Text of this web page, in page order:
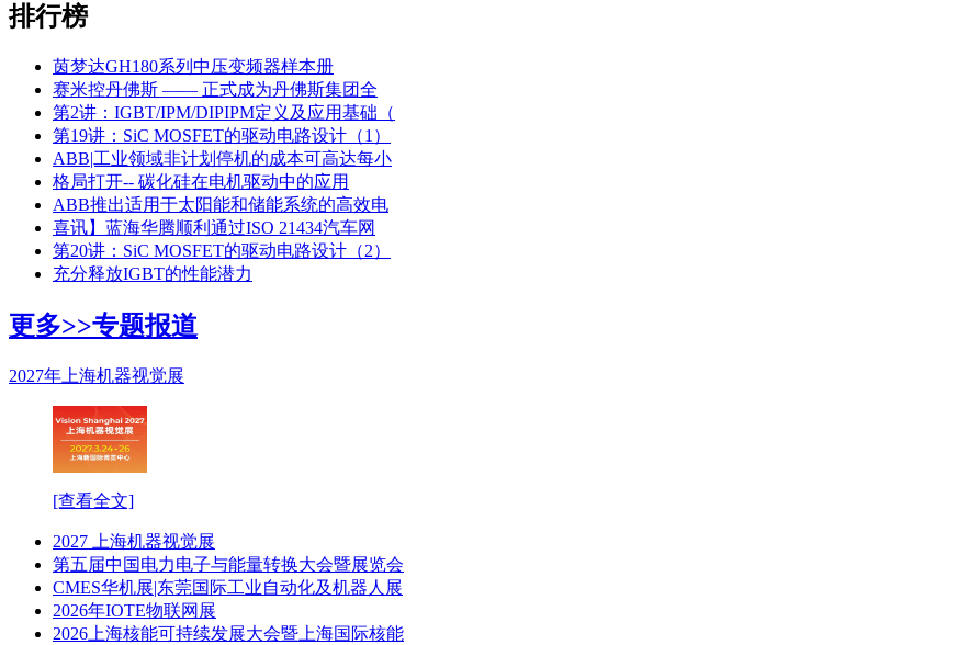
排行榜
茵梦达GH180系列中压变频器样本册
赛米控丹佛斯 —— 正式成为丹佛斯集团全
第2讲：IGBT/IPM/DIPIPM定义及应用基础（
第19讲：SiC MOSFET的驱动电路设计（1）
ABB|工业领域非计划停机的成本可高达每小
格局打开-- 碳化硅在电机驱动中的应用
ABB推出适用于太阳能和储能系统的高效电
喜讯】蓝海华腾顺利通过ISO 21434汽车网
第20讲：SiC MOSFET的驱动电路设计（2）
充分释放IGBT的性能潜力
更多>>专题报道
2027年上海机器视觉展
[查看全文]
2027 上海机器视觉展
第五届中国电力电子与能量转换大会暨展览会
CMES华机展|东莞国际工业自动化及机器人展
2026年IOTE物联网展
2026上海核能可持续发展大会暨上海国际核能